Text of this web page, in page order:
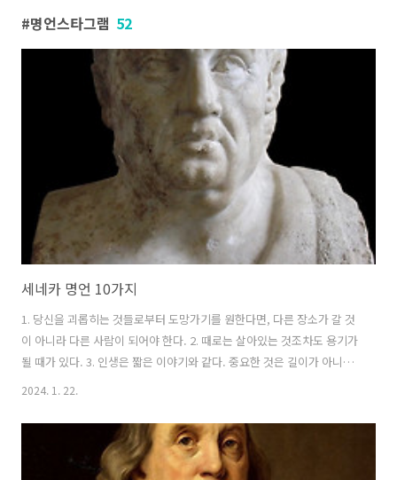
명언스타그램 52
세네카 명언 10가지
1. 당신을 괴롭히는 것들로부터 도망가기를 원한다면, 다른 장소가 갈 것
이 아니라 다른 사람이 되어야 한다. 2. 때로는 살아있는 것조차도 용기가
될 때가 있다. 3. 인생은 짧은 이야기와 같다. 중요한 것은 길이가 아니라
가치다! 4. 인간은 항상 시간이 모자란다고 불평하면서 마치 시간이 무한
다. 6. 가장 강한 사람은 스스로를 통제할 수 있는 자이다. 7. 당신이 좋은
방향으로 나아지게 하는 사람들과 어울려라. 8. 말해야 할 때와 침묵해야
할 때를 아는 것은 훌륭한 일이다. 9. 두려움에 원인은 항상 무지함에 있
2024. 1. 22.